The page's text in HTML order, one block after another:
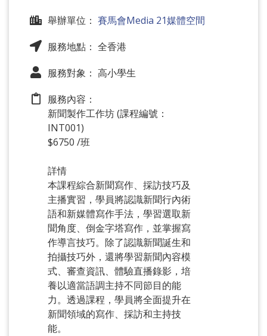
舉辦單位： 賽馬會Media 21媒體空間
服務地點： 全香港
服務對象： 高小學生
服務內容：
新聞製作工作坊 (課程編號：
INT001)
$6750 /班
詳情
本課程綜合新聞寫作、採訪技巧及
主播實習，學員將認識新聞行內術
語和新媒體寫作手法，學習選取新
聞角度、倒金字塔寫作，並掌握寫
作導言技巧。除了認識新聞誕生和
拍攝技巧外，還將學習新聞內容模
式、審查資訊、體驗直播錄影，培
養以適當語調主持不同節目的能
力。透過課程，學員將全面提升在
新聞領域的寫作、採訪和主持技
能。